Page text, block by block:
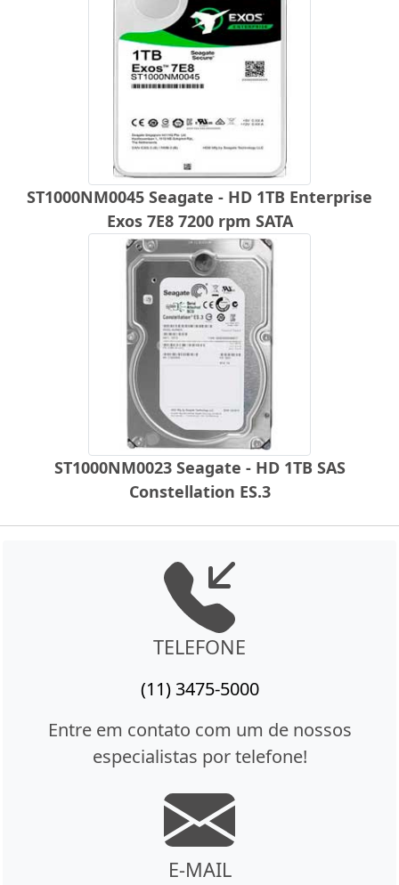
ST1000NM0045 Seagate - HD 1TB Enterprise
Exos 7E8 7200 rpm SATA
ST1000NM0023 Seagate - HD 1TB SAS
Constellation ES.3
TELEFONE
(11) 3475-5000
Entre em contato com um de nossos
especialistas por telefone!
E-MAIL